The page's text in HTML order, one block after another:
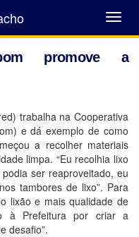
Abrir
Menu
promove a
trabalha na Cooperativa
e dá exemplo de como
a recolher materiais
limpa. “Eu recolhia lixo
ser reaproveitado, eu
tambores de lixo”. Para
lixão e mais qualidade de
à Prefeitura por criar a
desafio”.